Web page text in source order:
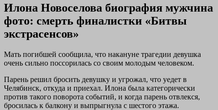
Илона Новоселова биография мужчина
фото: смерть финалистки «Битвы
экстрасенсов»
Мать погибшей сообщила, что накануне трагедии девушка
очень сильно поссорилась со своим молодым человеком.
Парень решил бросить девушку и угрожал, что уедет в
Челябинск, откуда и приехал. Илона была категорически
против такого поворота событий, и когда парень отвлекся,
бросилась к балкону и выпрыгнула с шестого этажа.